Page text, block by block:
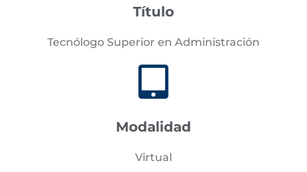
Título
Tecnólogo Superior en Administración
Modalidad
Virtual